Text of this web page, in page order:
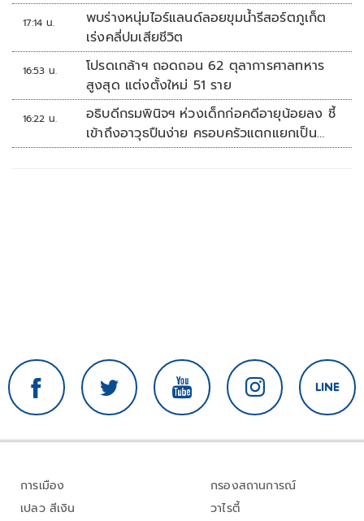
17:14 น.
พบร่างหนุ่มไอร์แลนด์ลอยขุมน้ำรีสอร์ตภูเก็ต
เร่งคลี่ปมเสียชีวิต
16:53 น.
โปรดเกล้าฯ ถอดถอน 62 ตุลาการศาลทหาร
สูงสุด แต่งตั้งใหม่ 51 ราย
16:22 น.
อธิบดีกรมพินิจฯ ห่วงเด็กก่อคดีอายุน้อยลง ชี้
เข้าถึงอาวุธปืนง่าย ครอบครัวแตกแยกเป็น
ชนวนสำคัญ
การเมือง
เปลว สีเงิน
กรองสถานการณ์
วาไรตี้